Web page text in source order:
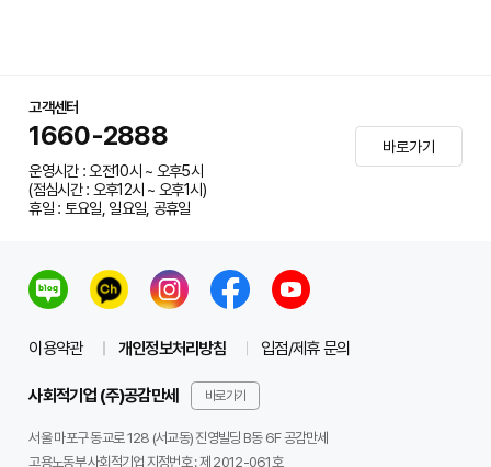
고객센터
1660-2888
운영시간 : 오전10시 ~ 오후5시
(점심시간 : 오후12시 ~ 오후1시)
휴일 : 토요일, 일요일, 공휴일
바로가기
이용약관 개인정보처리방침 입점/제휴 문의
사회적기업 (주)공감만세 바로가기
서울 마포구 동교로 128 (서교동) 진영빌딩 B동 6F 공감만세
고용노동부 사회적기업 지정번호 : 제 2012-061호